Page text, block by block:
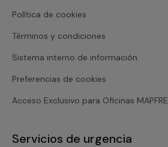
Política de cookies
Términos y condiciones
Sistema interno de información
Preferencias de cookies
Acceso Exclusivo para Oficinas MAPFRE
Servicios de urgencia